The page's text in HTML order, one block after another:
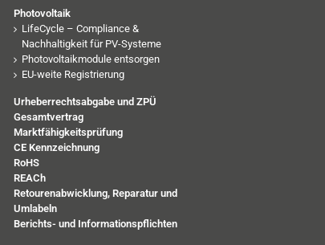
Photovoltaik
LifeCycle – Compliance &
Nachhaltigkeit für PV-Systeme
Photovoltaikmodule entsorgen
EU-weite Registrierung
Urheberrechtsabgabe und ZPÜ
Gesamtvertrag
Marktfähigkeitsprüfung
CE Kennzeichnung
RoHS
REACh
Retourenabwicklung, Reparatur und
Umlabeln
Berichts- und Informationspflichten